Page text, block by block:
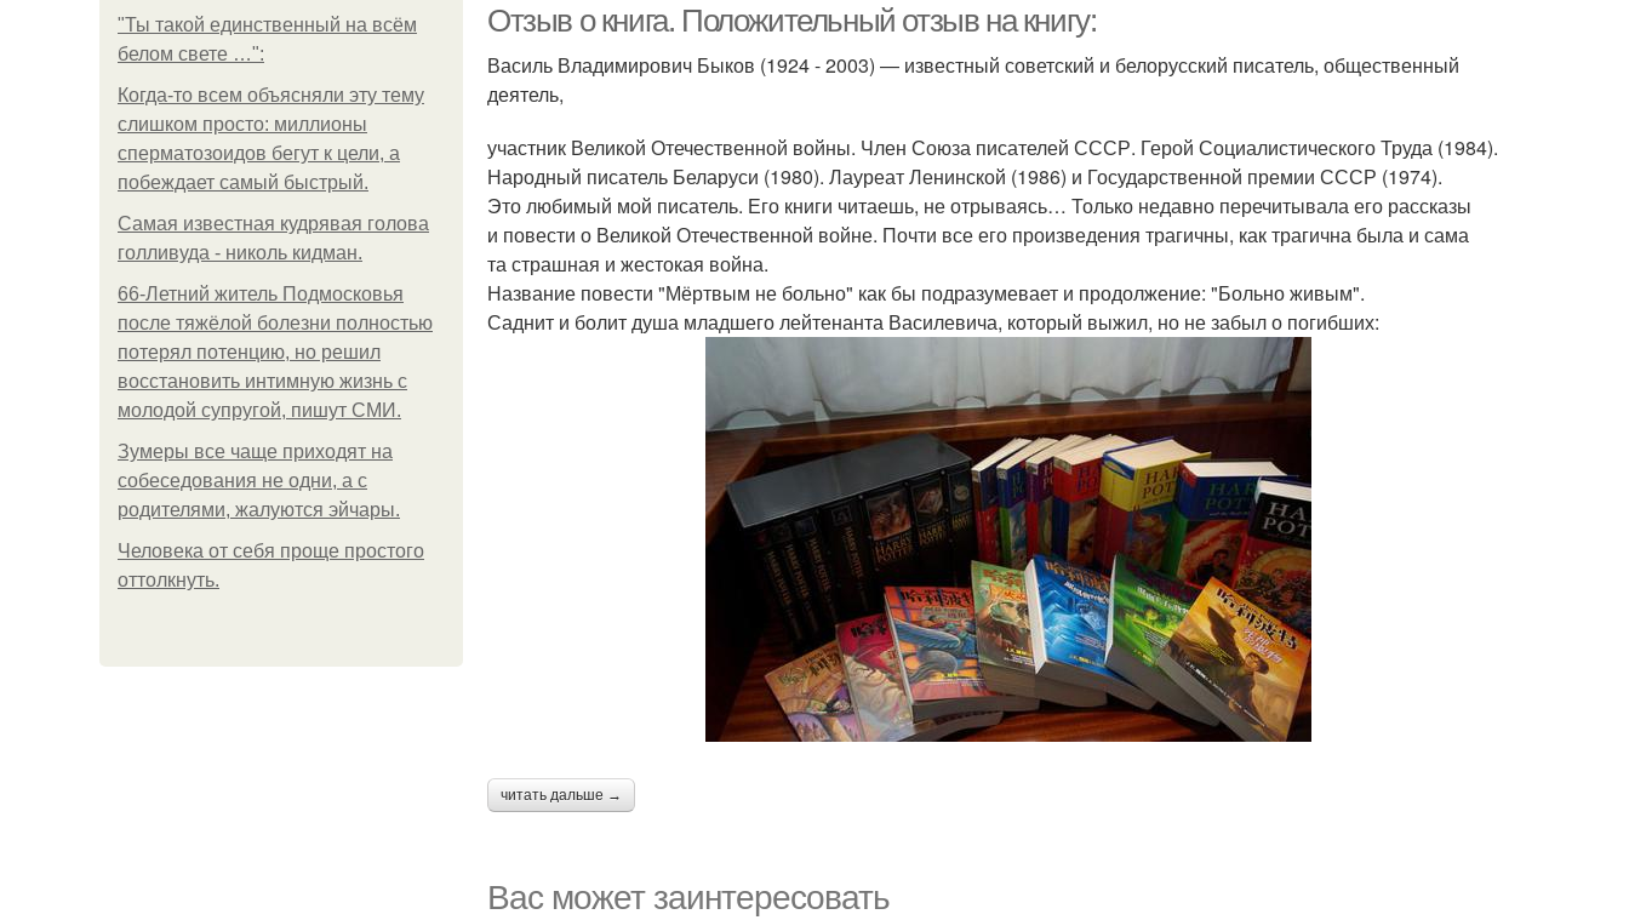
"Ты такой единственный на всём
белом свете …":
Когда-то всем объясняли эту тему
слишком просто: миллионы
сперматозоидов бегут к цели, а
побеждает самый быстрый.
Самая известная кудрявая голова
голливуда - николь кидман.
66-Летний житель Подмосковья
после тяжёлой болезни полностью
потерял потенцию, но решил
восстановить интимную жизнь с
молодой супругой, пишут СМИ.
Зумеры все чаще приходят на
собеседования не одни, а с
родителями, жалуются эйчары.
Человека от себя проще простого
оттолкнуть.
Отзыв о книга. Положительный отзыв на книгу:
Василь Владимирович Быков (1924 - 2003) — известный советский и белорусский писатель, общественный
деятель,
участник Великой Отечественной войны. Член Союза писателей СССР. Герой Социалистического Труда (1984).
Народный писатель Беларуси (1980). Лауреат Ленинской (1986) и Государственной премии СССР (1974).
Это любимый мой писатель. Его книги читаешь, не отрываясь… Только недавно перечитывала его рассказы
и повести о Великой Отечественной войне. Почти все его произведения трагичны, как трагична была и сама
та страшная и жестокая война.
Название повести "Мёртвым не больно" как бы подразумевает и продолжение: "Больно живым".
Саднит и болит душа младшего лейтенанта Василевича, который выжил, но не забыл о погибших:
читать дальше →
Вас может заинтересовать